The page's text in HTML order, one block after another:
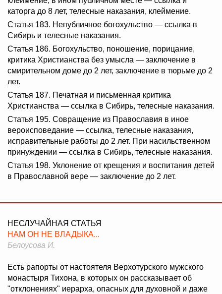
каторга до 8 лет, телесные наказания, клеймение.
Статья 183. Непубличное богохульство — ссылка в
Сибирь и телесные наказания.
Статья 186. Богохульство, поношение, порицание,
критика Христианства без умысла — заключение в
смирительном доме до 2 лет, заключение в тюрьме до 2
лет.
Статья 187. Печатная и письменная критика
Христианства — ссылка в Сибирь, телесные наказания.
Статья 195. Совращение из Православия в иное
вероисповедание — ссылка, телесные наказания,
исправительные работы до 2 лет. При насильственном
принуждении — ссылка в Сибирь, телесные наказания.
Статья 198. Уклонение от крещения и воспитания детей
в Православной вере — заключение до 2 лет.
НЕСЛУЧАЙНАЯ СТАТЬЯ
НАМ ОН НЕ ВЛАДЫКА...
Белоусова И.
Есть рапорты от настоятеля Верхотурского мужского
монастыря Тихона, в которых он рассказывает об
"отклонениях" иерарха, опасных для духовной и даже